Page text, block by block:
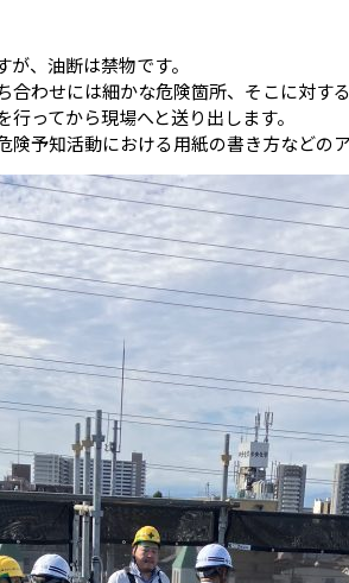
、油断は禁物です。
合わせには細かな危険箇所、そこに対する
ってから現場へと送り出します。
予知活動における用紙の書き方などの